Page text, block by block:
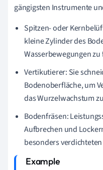
gängigsten Instrumente
Spitzen- oder
kleine Zylinder des
Wasserbewegungen
Vertikutierer: Sie
Bodenoberfläche, um
das Wurzelwachstum
Bodenfräsen:
Aufbrechen und
besonders